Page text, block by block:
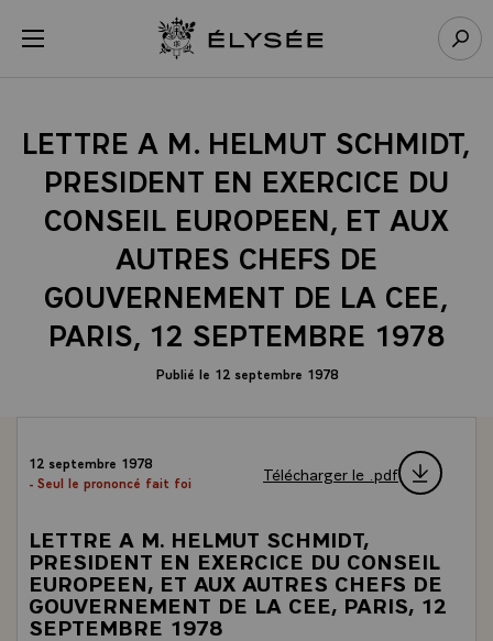
menu Retour à l’accueil Élysée
LETTRE A M. HELMUT SCHMIDT,
PRESIDENT EN EXERCICE DU
CONSEIL EUROPEEN, ET AUX
AUTRES CHEFS DE
GOUVERNEMENT DE LA CEE,
PARIS, 12 SEPTEMBRE 1978
Publié le 12 septembre 1978
12 septembre 1978
- Seul le prononcé fait foi
Télécharger le .pdf
LETTRE A M. HELMUT SCHMIDT,
PRESIDENT EN EXERCICE DU CONSEIL
EUROPEEN, ET AUX AUTRES CHEFS DE
GOUVERNEMENT DE LA CEE, PARIS, 12
SEPTEMBRE 1978
Panneau de gestion des cookies